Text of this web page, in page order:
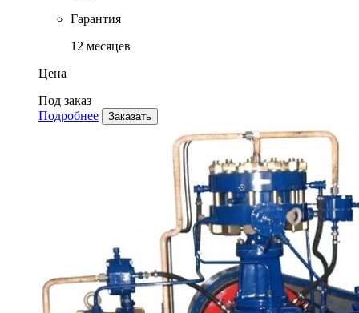
Гарантия
12 месяцев
Цена
Под заказ
Подробнее
Заказать